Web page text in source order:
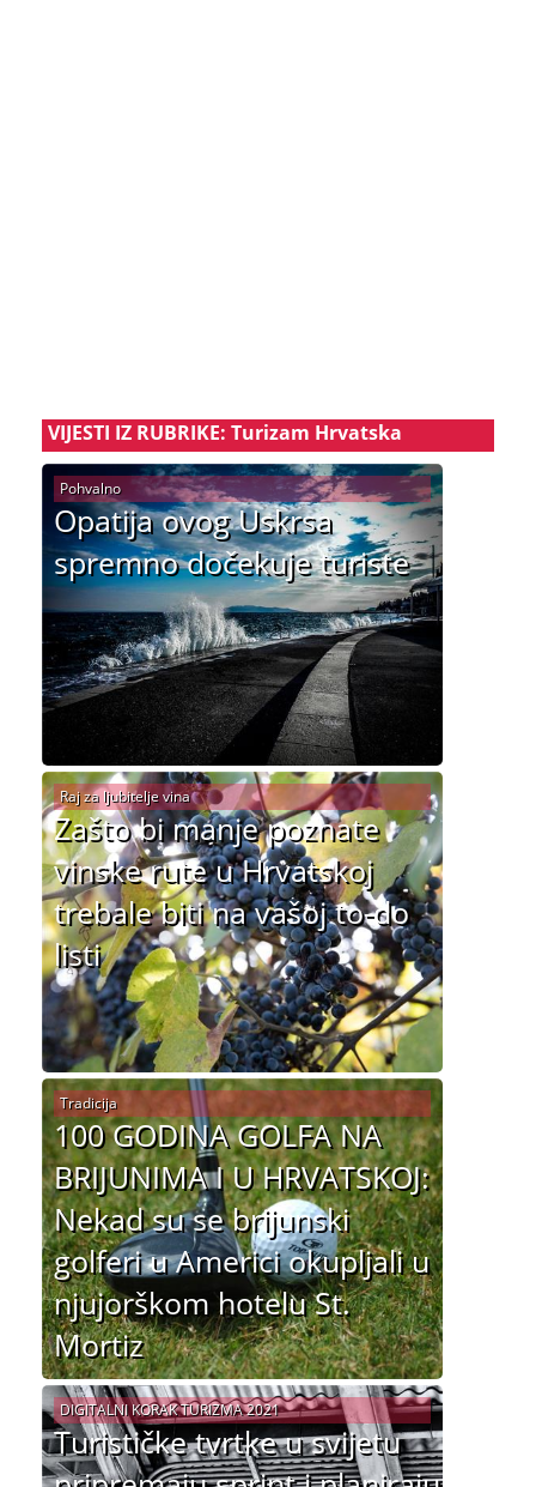
VIJESTI IZ RUBRIKE: Turizam Hrvatska
Opatija ovog Uskrsa
spremno dočekuje turiste
Pohvalno
Zašto bi manje poznate
vinske rute u Hrvatskoj
trebale biti na vašoj to-do
listi
Raj za ljubitelje vina
100 GODINA GOLFA NA
BRIJUNIMA I U HRVATSKOJ:
Nekad su se brijunski
golferi u Americi okupljali u
njujorškom hotelu St.
Mortiz
Tradicija
Turističke tvrtke u svijetu
DIGITALNI KORAK TURIZMA 2021